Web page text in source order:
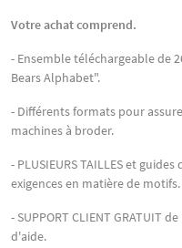
Votre achat comprend.
- Ensemble téléchargeable de
Bears Alphabet".
- Différents formats pour
machines à broder.
- PLUSIEURS TAILLES et
exigences en matière de motifs.
- SUPPORT CLIENT GRATUIT
d'aide.